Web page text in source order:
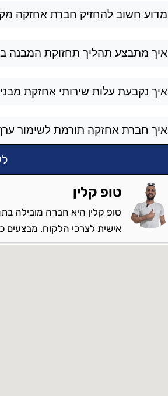
מדוע חשוב להחזיק חברת אחזקה
איך מתבצע תהליך תחזוקת המבנה
איך נקבעת עלות שירותי אחזקת
איך חברת אחזקה תורמת לשימור
טופ קלין
טופ קלין היא חברה מובילה
אישית לצרכי הלקוח. מבצעים